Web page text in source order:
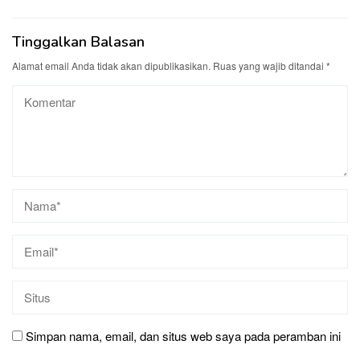
Tinggalkan Balasan
Alamat email Anda tidak akan dipublikasikan. Ruas yang wajib ditandai *
Simpan nama, email, dan situs web saya pada peramban ini